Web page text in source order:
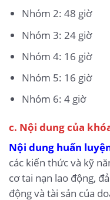
Nhóm 2: 48 giờ
Nhóm 3: 24 giờ
Nhóm 4: 16 giờ
Nhóm 5: 16 giờ
Nhóm 6: 4 giờ
c. Nội dung của
Nội dung huấn
các kiến thức và kỹ
cơ tai nạn lao động,
động và tài sản của